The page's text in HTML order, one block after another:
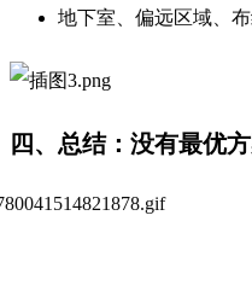
地下室、偏远区域、
四、总结：没有最优